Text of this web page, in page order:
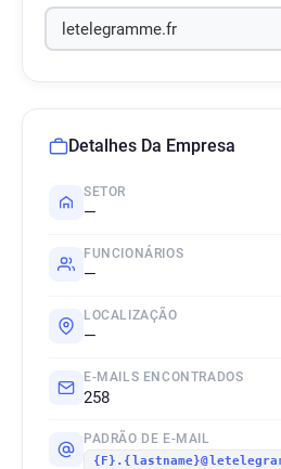
Detalhes Da Empresa
SETOR
—
FUNCIONÁRIOS
—
LOCALIZAÇÃO
—
E-MAILS ENCONTRADOS
258
PADRÃO DE E-MAIL